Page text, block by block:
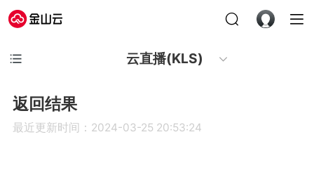
云直播(KLS)
返回结果
最近更新时间：2024-03-25 20:53:24